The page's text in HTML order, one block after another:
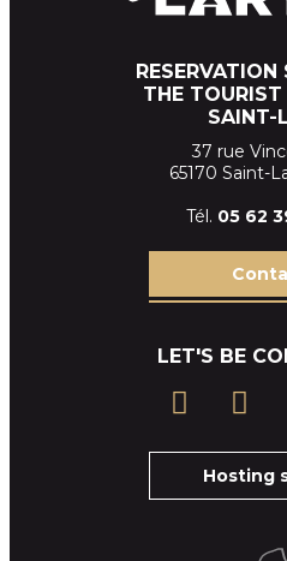
RESERVATION
THE TOURIST
SAINT-
37 rue
65170 Saint-
Tél. 05 62
LET'S BE
Hosting